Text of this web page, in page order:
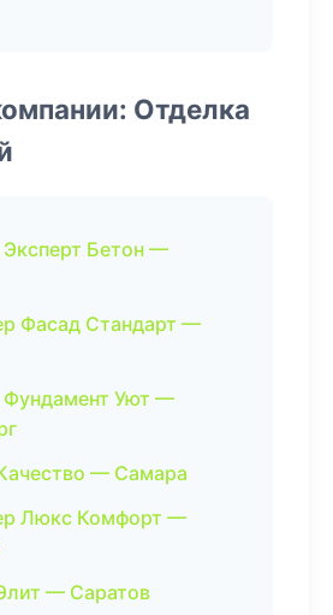
Отделка
Эксперт Бетон —
Фасад Стандарт —
Фундамент Уют —
— Самара
Люкс Комфорт —
— Саратов